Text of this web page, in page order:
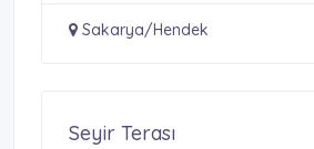
Sakarya/Hendek
Seyir Terası